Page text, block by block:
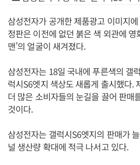
삼성전자가 공개한 제품광고 이미지
정판은 이전에 없던 붉은 색 외관에 영
맨’의 얼굴이 새겨졌다.
삼성전자는 18일 국내에 푸른색의 갤
럭시S6엣지 색상도 새롭게 출시했다.
더 많은 소비자들의 눈길을 끌어 판매
것이다.
삼성전자는 갤럭시S6엣지의 판매가
널 생산량 확대에 적극 나서고 있다.